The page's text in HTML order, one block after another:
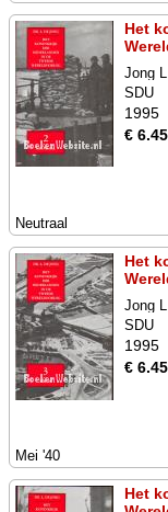
Het
Jong
SDU
1995
€ 6.45
Neutraal
Het
Jong
SDU
1995
€ 6.45
Mei '40
Het